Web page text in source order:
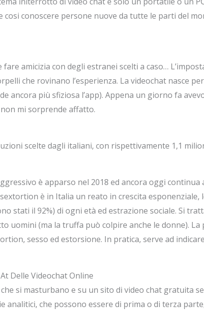
conoscere persone nuove da tutte le parti del
amicizia con degli estranei scelti a caso…
che rovinano l’esperienza. La videochat nasce
ancora più sfiziosa l’app). Appena un giorno fa
mi sorprende affatto.
scelte dagli italiani, con rispettivamente 1,1
è apparso nel 2018 ed ancora oggi continua
è in Italia un reato in crescita
stati il 92%) di ogni età ed estrazione sociale. Si
uomini (ma la truffa può colpire anche le donne). La
sesso ed estorsione. In pratica, serve ad
Delle Videochat Online
si masturbano e su un sito di video chat gratuita
analitici, che possono essere di prima o di terza